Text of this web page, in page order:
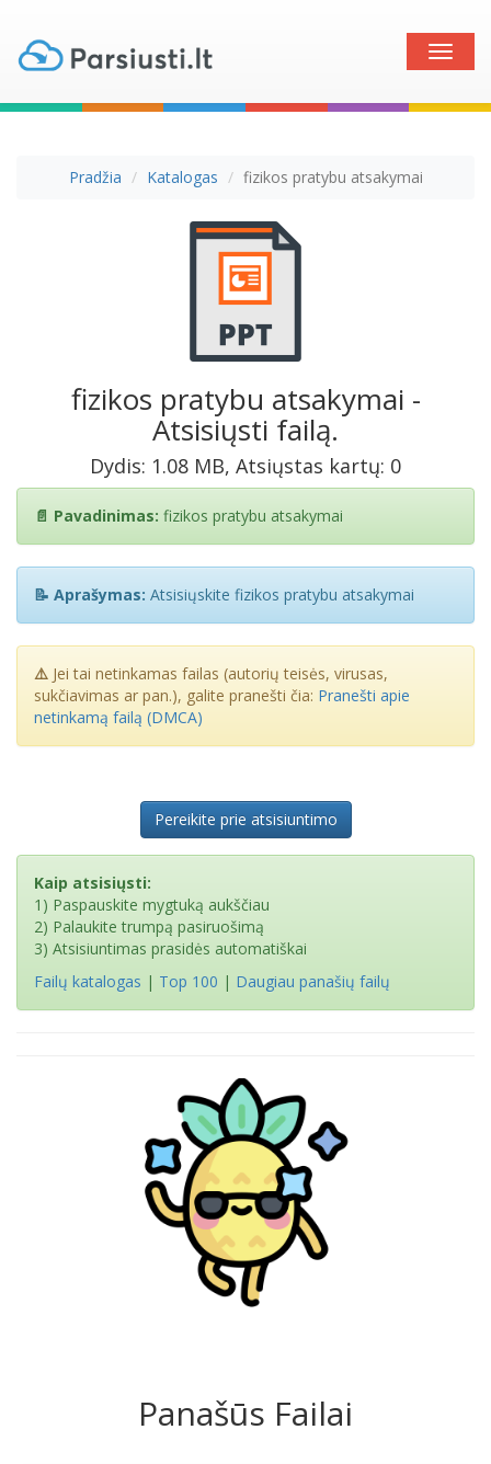
Toggle
Pradžia Katalogas fizikos pratybu atsakymai
fizikos pratybu atsakymai -
Atsisiųsti failą.
Dydis: 1.08 MB, Atsiųstas kartų: 0
📄 Pavadinimas: fizikos pratybu atsakymai
📝 Aprašymas: Atsisiųskite fizikos pratybu atsakymai
⚠️ Jei tai netinkamas failas (autorių teisės, virusas,
sukčiavimas ar pan.), galite pranešti čia: Pranešti apie
netinkamą failą (DMCA)
Pereikite prie atsisiuntimo
Kaip atsisiųsti:
1) Paspauskite mygtuką aukščiau
2) Palaukite trumpą pasiruošimą
3) Atsisiuntimas prasidės automatiškai
Failų katalogas | Top 100 | Daugiau panašių failų
Panašūs Failai